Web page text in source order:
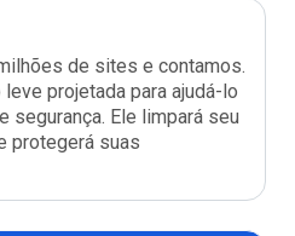
de sites e contamos.
projetada para ajudá-lo
segurança. Ele limpará seu
protegerá suas